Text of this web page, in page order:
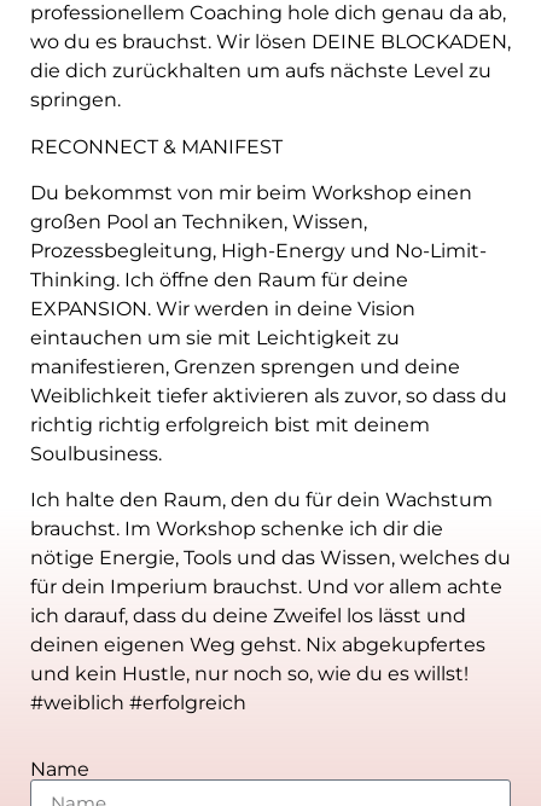
professionellem Coaching hole dich genau da ab,
wo du es brauchst. Wir lösen DEINE BLOCKADEN,
die dich zurückhalten um aufs nächste Level zu
springen.
RECONNECT & MANIFEST
Du bekommst von mir beim Workshop einen
großen Pool an Techniken, Wissen,
Prozessbegleitung, High-Energy und No-Limit-
Thinking. Ich öffne den Raum für deine
EXPANSION. Wir werden in deine Vision
eintauchen um sie mit Leichtigkeit zu
manifestieren, Grenzen sprengen und deine
Weiblichkeit tiefer aktivieren als zuvor, so dass du
richtig richtig erfolgreich bist mit deinem
Soulbusiness.
Ich halte den Raum, den du für dein Wachstum
brauchst. Im Workshop schenke ich dir die
nötige Energie, Tools und das Wissen, welches du
für dein Imperium brauchst. Und vor allem achte
ich darauf, dass du deine Zweifel los lässt und
deinen eigenen Weg gehst. Nix abgekupfertes
und kein Hustle, nur noch so, wie du es willst!
#weiblich #erfolgreich
Name